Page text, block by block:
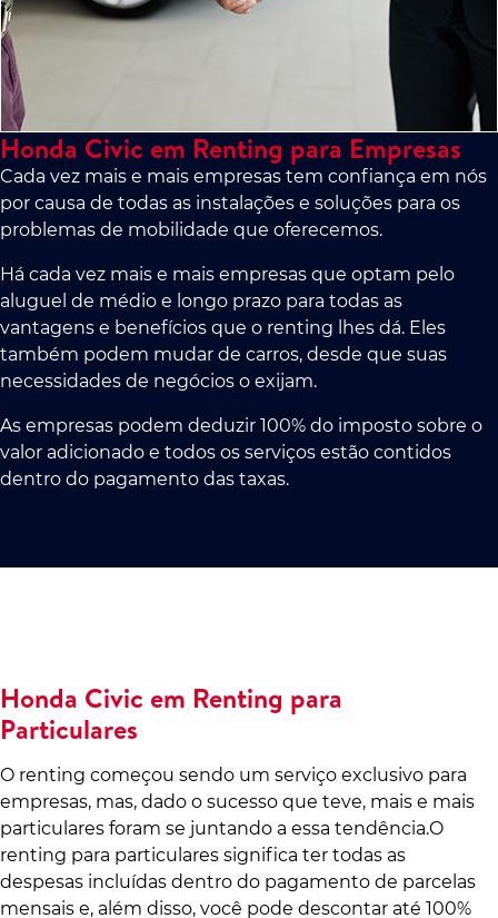
Honda Civic em Renting para Empresas
Cada vez mais e mais empresas tem confiança em nós
por causa de todas as instalações e soluções para os
problemas de mobilidade que oferecemos.
Há cada vez mais e mais empresas que optam pelo
aluguel de médio e longo prazo para todas as
vantagens e benefícios que o renting lhes dá. Eles
também podem mudar de carros, desde que suas
necessidades de negócios o exijam.
As empresas podem deduzir 100% do imposto sobre o
valor adicionado e todos os serviços estão contidos
dentro do pagamento das taxas.
Honda Civic em Renting para
Particulares
O renting começou sendo um serviço exclusivo para
empresas, mas, dado o sucesso que teve, mais e mais
particulares foram se juntando a essa tendência.O
renting para particulares significa ter todas as
despesas incluídas dentro do pagamento de parcelas
mensais e, além disso, você pode descontar até 100%